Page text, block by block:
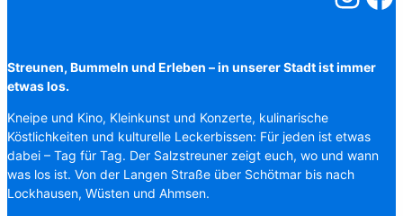
Streunen, Bummeln und Erleben – in unserer Stadt ist immer
etwas los.
Kneipe und Kino, Kleinkunst und Konzerte, kulinarische
Köstlichkeiten und kulturelle Leckerbissen: Für jeden ist etwas
dabei – Tag für Tag. Der Salzstreuner zeigt euch, wo und wann
was los ist. Von der Langen Straße über Schötmar bis nach
Lockhausen, Wüsten und Ahmsen.